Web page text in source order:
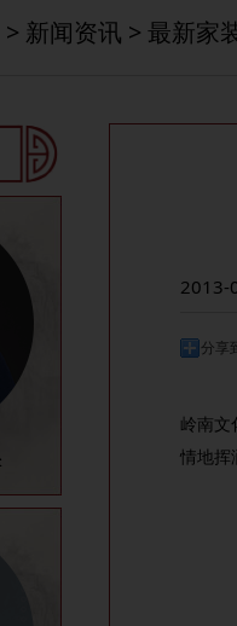
> 新闻资讯 > 最新家
2013-
分享
岭南文
情地挥